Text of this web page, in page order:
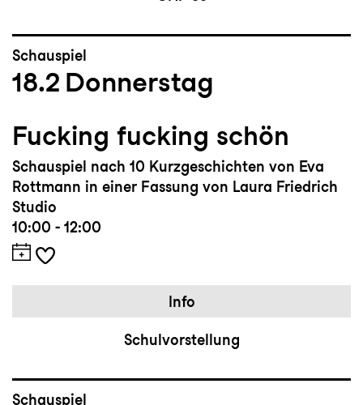
Schauspiel
18.2 Donnerstag
Fucking fucking schön
Schauspiel nach 10 Kurzgeschichten von Eva
Rottmann in einer Fassung von Laura Friedrich
Studio
10:00 - 12:00
Info
Schulvorstellung
Schauspiel